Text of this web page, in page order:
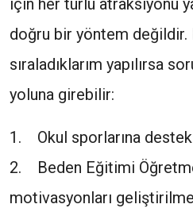
için her türlü atraksiyonu
doğru bir yöntem değildir.
sıraladıklarım yapılırsa
yoluna girebilir:
1. Okul sporlarına
2. Beden Eğitimi
motivasyonları